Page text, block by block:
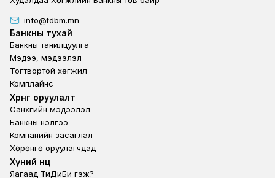
info@tdbm.mn
Footer
Банкны тухай
Банкны танилцуулга
Мэдээ, мэдээлэл
Тогтвортой хөгжил
Комплайнс
Footer third
Хөрөнгө оруулалт
Санхүүгийн мэдээлэл
Банкны үнэлгээ
Компанийн засаглал
Хөрөнгө оруулагчдад
Footer second
Хүний нөөц
Яагаад ТиДиБи гэж?